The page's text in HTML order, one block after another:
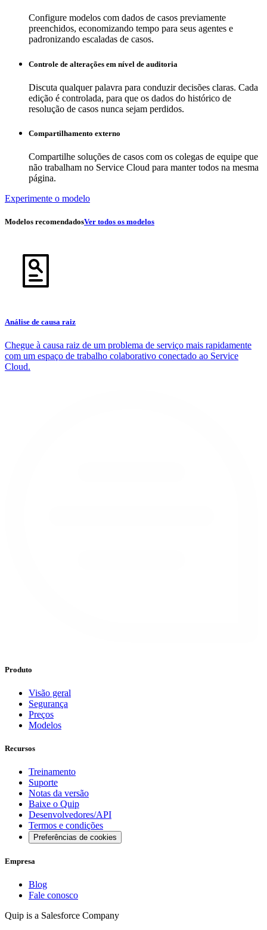
Configure modelos com dados de casos previamente
preenchidos, economizando tempo para seus agentes e
padronizando escaladas de casos.
Controle de alterações em nível de auditoria
Discuta qualquer palavra para conduzir decisões claras. Cada
edição é controlada, para que os dados do histórico de
resolução de casos nunca sejam perdidos.
Compartilhamento externo
Compartilhe soluções de casos com os colegas de equipe que
não trabalham no Service Cloud para manter todos na mesma
página.
Experimente o modelo
Modelos recomendadosVer todos os modelos
Análise de causa raiz
Chegue à causa raiz de um problema de serviço mais rapidamente
com um espaço de trabalho colaborativo conectado ao Service
Cloud.
Produto
Visão geral
Segurança
Preços
Modelos
Recursos
Treinamento
Suporte
Notas da versão
Baixe o Quip
Desenvolvedores/API
Termos e condições
Preferências de cookies
Empresa
Blog
Fale conosco
Quip is a Salesforce Company